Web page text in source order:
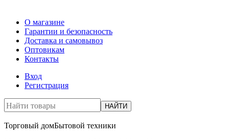
О магазине
Гарантии и безопасность
Доставка и самовывоз
Оптовикам
Контакты
Вход
Регистрация
НАЙТИ
Торговый домБытовой техники